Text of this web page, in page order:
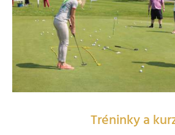
Tréninky a